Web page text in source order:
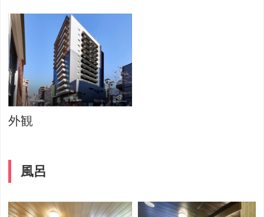
外観
風呂